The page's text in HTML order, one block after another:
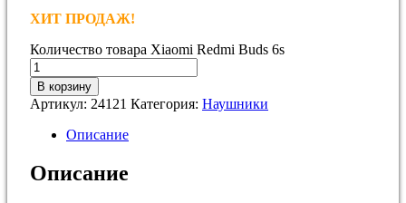
ХИТ ПРОДАЖ!
Количество товара Xiaomi Redmi Buds 6s
В корзину
Артикул: 24121 Категория: Наушники
Описание
Описание